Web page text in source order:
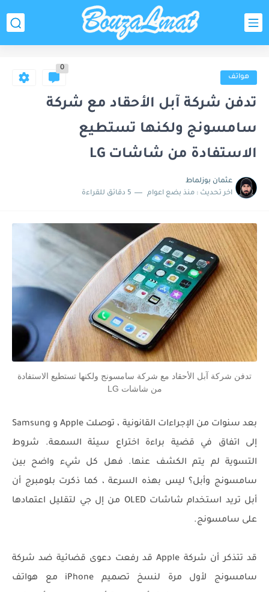
هواتف
0
تدفن شركة آبل الأحقاد مع شركة
سامسونج ولكنها تستطيع
الاستفادة من شاشات LG
عثمان بوزلماط
اخر تحديث : منذ بضع اعوام 5 دقائق للقراءة
تدفن شركة آبل الأحقاد مع شركة سامسونج ولكنها تستطيع الاستفادة
من شاشات LG
بعد سنوات من الإجراءات القانونية ، توصلت Apple و Samsung
إلى اتفاق في قضية براءة اختراع سيئة السمعة. شروط
التسوية لم يتم الكشف عنها. فهل كل شيء واضح بين
سامسونج وأبل؟ ليس بهذه السرعة ، كما ذكرت بلومبرج أن
أبل تريد استخدام شاشات OLED من إل جي لتقليل اعتمادها
على سامسونج.
قد تتذكر أن شركة Apple قد رفعت دعوى قضائية ضد شركة
سامسونج لأول مرة لنسخ تصميم iPhone مع هواتف